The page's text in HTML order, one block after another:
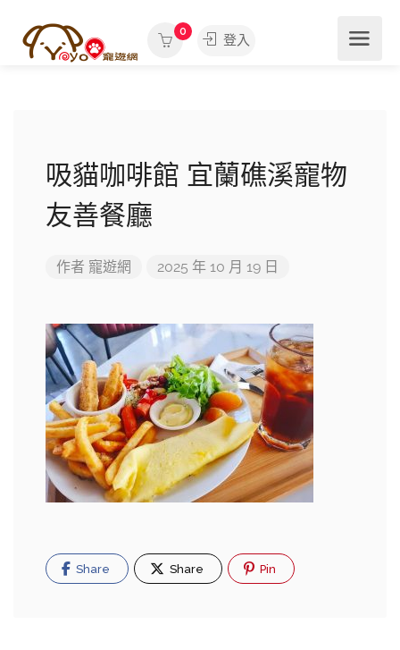
0
登入
吸貓咖啡館 宜蘭礁溪寵物
友善餐廳
作者 寵遊網 2025 年 10 月 19 日
Share Share Pin